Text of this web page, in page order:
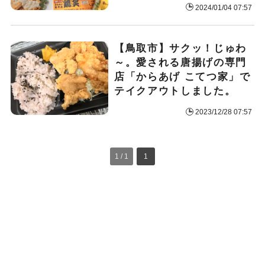
2024/01/04 07:57
【鳥取市】サクッ！じゅわ
～。愛される唐揚げの専門
店「からあげ こてつ家」で
テイクアウトしました。
2023/12/28 07:57
1 / 1 1